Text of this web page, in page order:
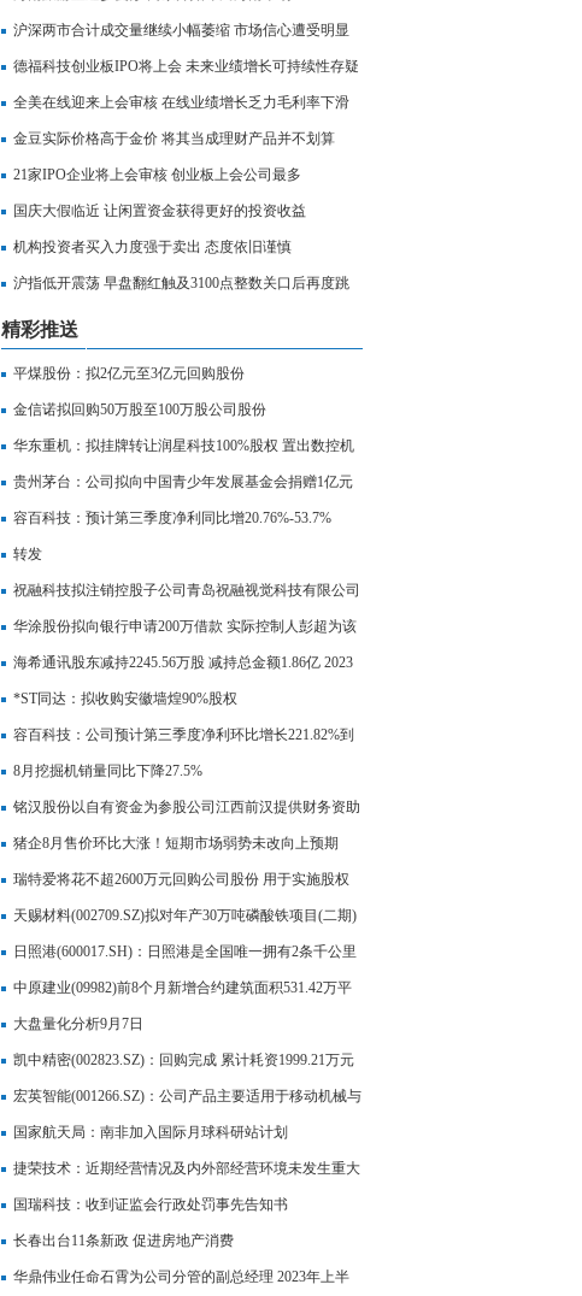
沪深两市合计成交量继续小幅萎缩 市场信心遭受明显
打击
德福科技创业板IPO将上会 未来业绩增长可持续性存疑
全美在线迎来上会审核 在线业绩增长乏力毛利率下滑
金豆实际价格高于金价 将其当成理财产品并不划算
21家IPO企业将上会审核 创业板上会公司最多
国庆大假临近 让闲置资金获得更好的投资收益
机构投资者买入力度强于卖出 态度依旧谨慎
沪指低开震荡 早盘翻红触及3100点整数关口后再度跳
水
精彩推送
平煤股份：拟2亿元至3亿元回购股份
金信诺拟回购50万股至100万股公司股份
华东重机：拟挂牌转让润星科技100%股权 置出数控机
床业务资产
贵州茅台：公司拟向中国青少年发展基金会捐赠1亿元
容百科技：预计第三季度净利同比增20.76%-53.7%
转发
祝融科技拟注销控股子公司青岛祝融视觉科技有限公司
华涂股份拟向银行申请200万借款 实际控制人彭超为该
笔借款提供连带责任保证担保
海希通讯股东减持2245.56万股 减持总金额1.86亿 2023
年上半年公司净利2300.63万
*ST同达：拟收购安徽墙煌90%股权
容百科技：公司预计第三季度净利环比增长221.82%到
309.59%
8月挖掘机销量同比下降27.5%
铭汉股份以自有资金为参股公司江西前汉提供财务资助
资助金额为500万
猪企8月售价环比大涨！短期市场弱势未改向上预期
瑞特爱将花不超2600万元回购公司股份 用于实施股权
激励或员工持股计划
天赐材料(002709.SZ)拟对年产30万吨磷酸铁项目(二期)
追加投资
日照港(600017.SH)：日照港是全国唯一拥有2条千公里
以上铁路干线的港口
中原建业(09982)前8个月新增合约建筑面积531.42万平
方米 同比增加312.0%
大盘量化分析9月7日
凯中精密(002823.SZ)：回购完成 累计耗资1999.21万元
回购0.72%股份
宏英智能(001266.SZ)：公司产品主要适用于移动机械与
专用车辆领域
国家航天局：南非加入国际月球科研站计划
捷荣技术：近期经营情况及内外部经营环境未发生重大
变化
国瑞科技：收到证监会行政处罚事先告知书
长春出台11条新政 促进房地产消费
华鼎伟业任命石霄为公司分管的副总经理 2023年上半